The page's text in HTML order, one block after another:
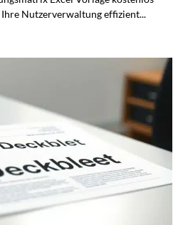
Nutzerverwaltung effizient...